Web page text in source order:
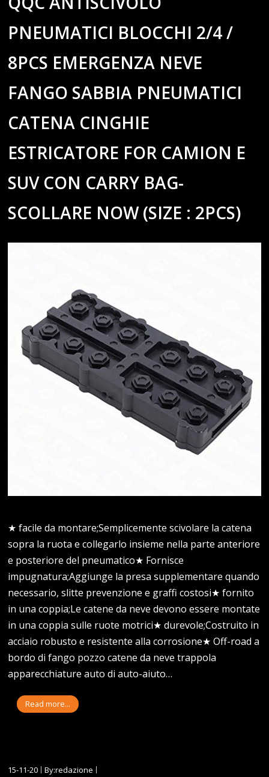
PNEUMATICI BLOCCHI 2/4 /
8PCS EMERGENZA NEVE
FANGO SABBIA PNEUMATICI
CATENA CINGHIE
ESTRICATORE FOR CAMION E
SUV CON CARRY BAG-
SCOLLARE NOW (SIZE : 2PCS)
★ facile da montare;Semplicemente scivolare la catena
sopra la ruota e collegarlo insieme nella parte anteriore
e posteriore del pneumatico★ Fornisce
impugnatura;Aggiunge la presa supplementare quando
necessario, slitte prevenzione e graffi costosi★ fornito
in una coppia;Le catene da neve devono essere montate
in una coppia sulle ruote motrici★ durevole;Costruito in
acciaio robusto e resistente alla corrosione★ Off-road a
bordo di fango pozzo catene da neve trappola
apparecchiature auto di auto-aiuto…
Read more...
15-11-20
By:redazione